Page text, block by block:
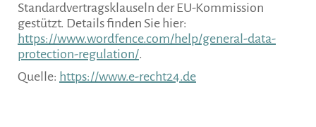
Standardvertragsklauseln der EU-Kommission
gestützt. Details finden Sie hier:
https://www.wordfence.com/help/general-data-
protection-regulation/.
Quelle: https://www.e-recht24.de